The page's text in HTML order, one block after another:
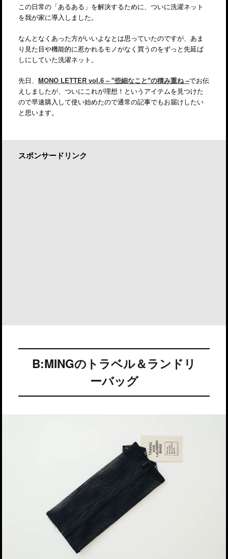
この日常の「あるある」を解決するために、ついに洗濯ネット
を我が家に導入しました。
なんとなくあった方がいいよなとは思っていたのですが、あま
り見た目や機能的に惹かれるモノがなく買うのをずっと先延ば
しにしていた洗濯ネット。
先日、 MONO LETTER vol.6 – "些細なこと"の積み重ね –でお伝
えしましたが、ついにこれが理想！というアイテムを見つけた
ので早速購入して使い始めたので通常の記事でもお届けしたい
と思います。
スポンサードリンク
B:MINGのトラベル＆ランドリ
ーバッグ